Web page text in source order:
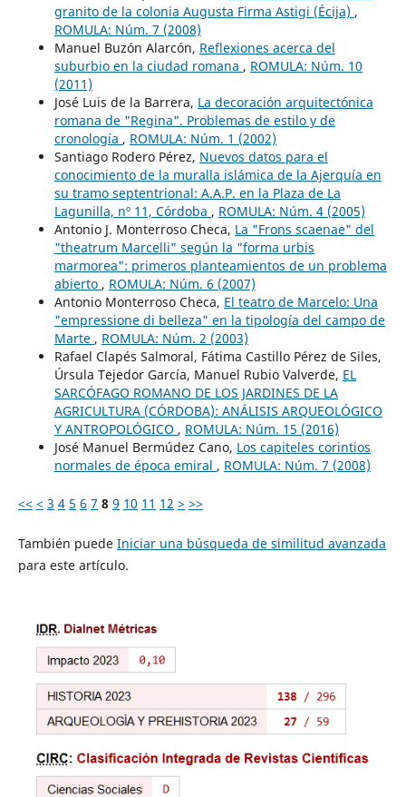
granito de la colonia Augusta Firma Astigi (Écija) ,
ROMULA: Núm. 7 (2008)
Manuel Buzón Alarcón, Reflexiones acerca del
suburbio en la ciudad romana , ROMULA: Núm. 10
(2011)
José Luis de la Barrera, La decoración arquitectónica
romana de "Regina". Problemas de estilo y de
cronología , ROMULA: Núm. 1 (2002)
Santiago Rodero Pérez, Nuevos datos para el
conocimiento de la muralla islámica de la Ajerquía en
su tramo septentrional: A.A.P. en la Plaza de La
Lagunilla, nº 11, Córdoba , ROMULA: Núm. 4 (2005)
Antonio J. Monterroso Checa, La "Frons scaenae" del
"theatrum Marcelli" según la "forma urbis
marmorea": primeros planteamientos de un problema
abierto , ROMULA: Núm. 6 (2007)
Antonio Monterroso Checa, El teatro de Marcelo: Una
"empressione di belleza" en la tipología del campo de
Marte , ROMULA: Núm. 2 (2003)
Rafael Clapés Salmoral, Fátima Castillo Pérez de Siles,
Úrsula Tejedor García, Manuel Rubio Valverde, EL
SARCÓFAGO ROMANO DE LOS JARDINES DE LA
AGRICULTURA (CÓRDOBA): ANÁLISIS ARQUEOLÓGICO
Y ANTROPOLÓGICO , ROMULA: Núm. 15 (2016)
José Manuel Bermúdez Cano, Los capiteles corintios
normales de época emiral , ROMULA: Núm. 7 (2008)
<< < 3 4 5 6 7 8 9 10 11 12 > >>
También puede Iniciar una búsqueda de similitud avanzada
para este artículo.